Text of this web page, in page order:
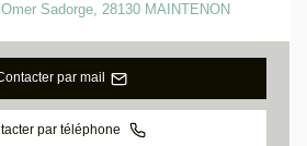
Sadorge, 28130 MAINTENON
par mail
par téléphone